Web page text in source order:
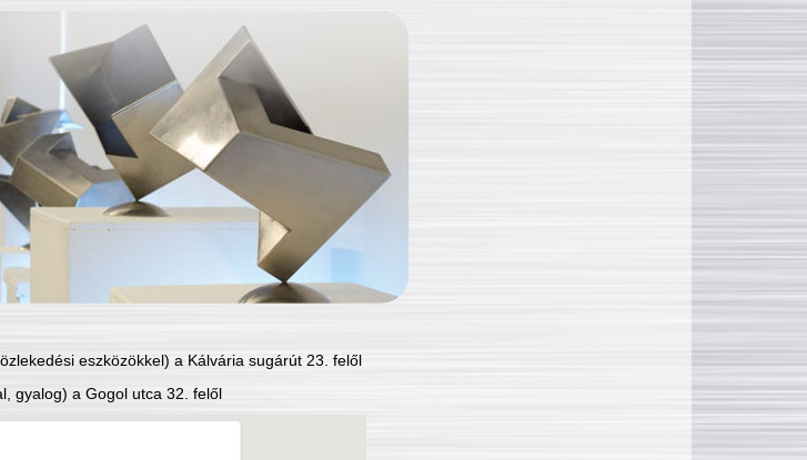
eszközökkel) a Kálvária sugárút 23. felől
gyalog) a Gogol utca 32. felől